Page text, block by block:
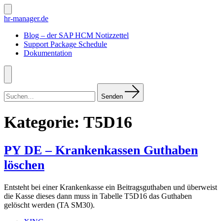
Zum
Inhalt
Suche
ein-/ausblenden
hr-manager.de
Blog – der SAP HCM Notizzettel
Support Package Schedule
Dokumentation
Menü
nach:
Senden
Kategorie: T5D16
PY DE – Krankenkassen Guthaben
löschen
Entsteht bei einer Krankenkasse ein Beitragsguthaben und überweist
die Kasse dieses dann muss in Tabelle T5D16 das Guthaben
gelöscht werden (TA SM30).